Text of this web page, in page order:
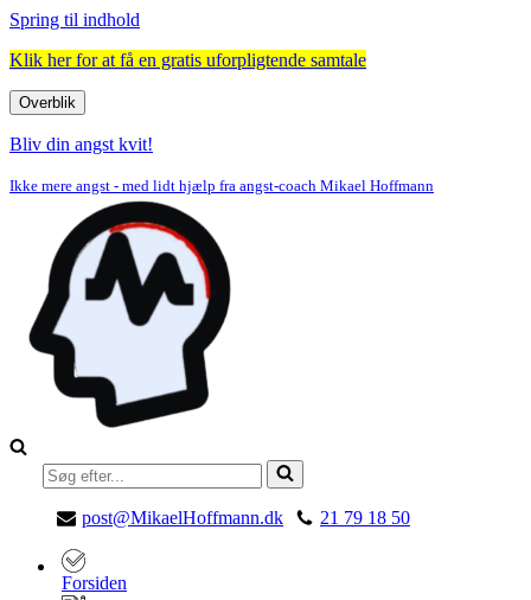
Spring til indhold
Klik her for at få en gratis uforpligtende samtale
Overblik
Navigation
menu
Bliv din angst kvit!
Ikke mere angst - med lidt hjælp fra angst-coach Mikael Hoffmann
Søg
efter...
post@MikaelHoffmann.dk
21 79 18 50
Forsiden